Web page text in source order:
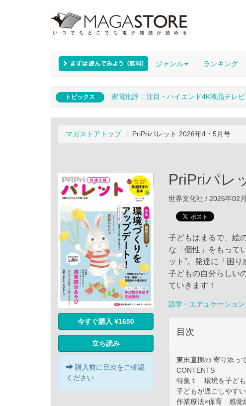
ジャンル ランキング
トピックス 家電批評：注目・ハイエンド4K液晶テレビ
マガストアトップ PriPriパレット 2026年4・5月号
今すぐ購入 ¥1650
立ち読み
購入前に目次をご確認
ください
PriPriパレ
世界文化社 / 2026年02
子どもはまるで、絵
な「個性」をもって
ット”。発達に「困
子どもの自分らしい
ていきます！
語学・エデュケーション
目次
東田直樹の 寄り添っ
CONTENTS
特集１ 環境を子ども
子どもが過ごしやす
作業療法×保育 感覚